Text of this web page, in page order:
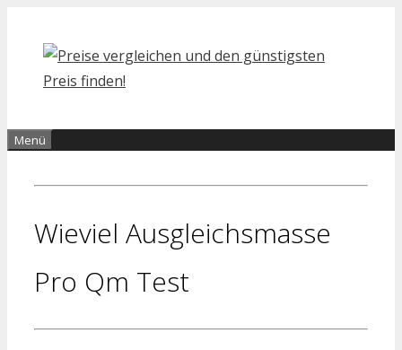
Inhalt
springen
Menü
Wieviel Ausgleichsmasse
Pro Qm Test